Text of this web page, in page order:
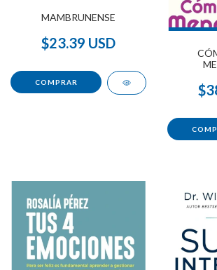
MAMBRUNENSE
$23.39 USD